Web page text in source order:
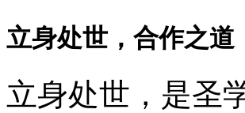
立身处世，合作之道
立身处世，是圣